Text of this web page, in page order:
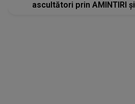
ascultători prin AMINTIRI și